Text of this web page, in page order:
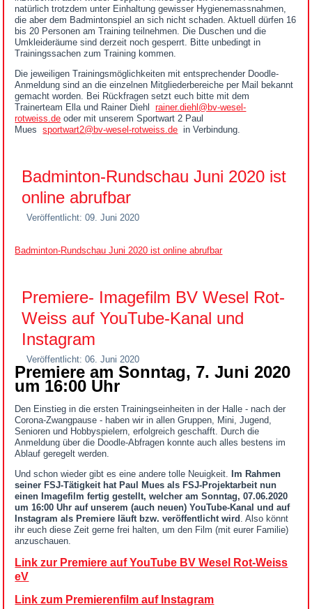
natürlich trotzdem unter Einhaltung gewisser Hygienemassnahmen,
die aber dem Badmintonspiel an sich nicht schaden. Aktuell dürfen 16
bis 20 Personen am Training teilnehmen. Die Duschen und die
Umkleideräume sind derzeit noch gesperrt. Bitte unbedingt in
Trainingssachen zum Training kommen.
Die jeweiligen Trainingsmöglichkeiten mit entsprechender Doodle-
Anmeldung sind an die einzelnen Mitgliederbereiche per Mail bekannt
gemacht worden. Bei Rückfragen setzt euch bitte mit dem
Trainerteam Ella und Rainer Diehlrainer.diehl@bv-wesel-
rotweiss.de oder mit unserem Sportwart 2 Paul
Muessportwart2@bv-wesel-rotweiss.de in Verbindung.
Badminton-Rundschau Juni 2020 ist
online abrufbar
Veröffentlicht: 09. Juni 2020
Badminton-Rundschau Juni 2020 ist online abrufbar
Premiere- Imagefilm BV Wesel Rot-
Weiss auf YouTube-Kanal und
Instagram
Veröffentlicht: 06. Juni 2020
Premiere am Sonntag, 7. Juni 2020
um 16:00 Uhr
Den Einstieg in die ersten Trainingseinheiten in der Halle - nach der
Corona-Zwangpause - haben wir in allen Gruppen, Mini, Jugend,
Senioren und Hobbyspielern, erfolgreich geschafft. Durch die
Anmeldung über die Doodle-Abfragen konnte auch alles bestens im
Ablauf geregelt werden.
Und schon wieder gibt es eine andere tolle Neuigkeit. Im Rahmen
seiner FSJ-Tätigkeit hat Paul Mues als FSJ-Projektarbeit nun
einen Imagefilm fertig gestellt, welcher am Sonntag, 07.06.2020
um 16:00 Uhr auf unserem (auch neuen) YouTube-Kanal und auf
Instagram als Premiere läuft bzw. veröffentlicht wird . Also könnt
ihr euch diese Zeit gerne frei halten, um den Film (mit eurer Familie)
anzuschauen.
Link zur Premiere auf YouTube BV Wesel Rot-Weiss
eV
Link zum Premierenfilm auf Instagram